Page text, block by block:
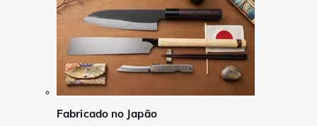
Fabricado no Japão